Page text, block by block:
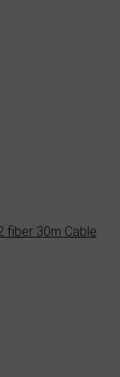
fiber 30m Cable